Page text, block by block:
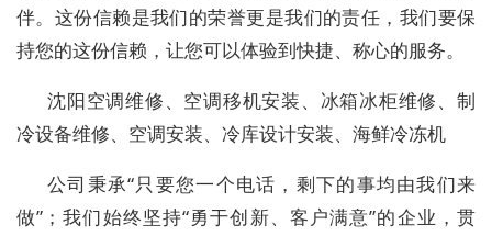
伴。这份信赖是我们的荣誉更是我们的责任，我们要保
持您的这份信赖，让您可以体验到快捷、称心的服务。
沈阳空调维修、空调移机安装、冰箱冰柜维修、制
冷设备维修、空调安装、冷库设计安装、海鲜冷冻机
公司秉承“只要您一个电话，剩下的事均由我们来
做”；我们始终坚持“勇于创新、客户满意”的企业，贯